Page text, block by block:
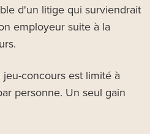
d'un litige qui surviendrait
employeur suite à la
jeu-concours est limité à
personne. Un seul gain